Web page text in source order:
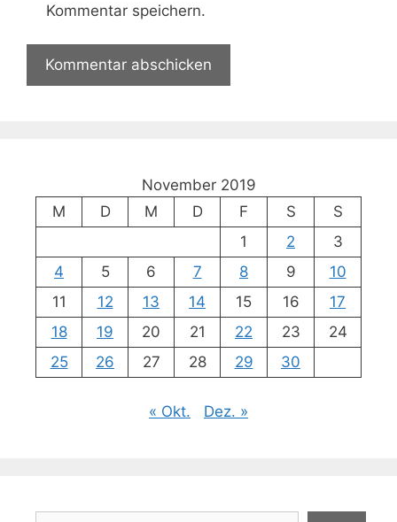
Kommentar speichern.
November 2019
M
D M D F S
S
1
2
3
4
5 6 7 8 9
10
11
12 13 14 15 16
17
18
19 20 21 22 23
24
25
26 27 28 29 30
« Okt. Dez. »